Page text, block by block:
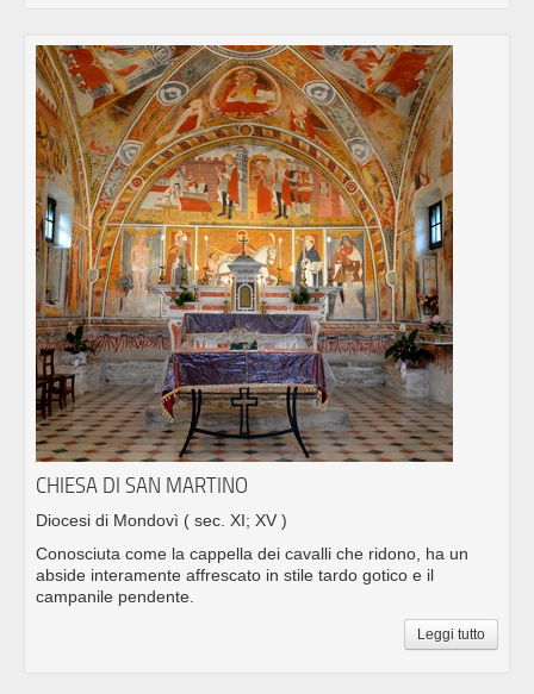
CHIESA DI SAN MARTINO
Diocesi di Mondovì ( sec. XI; XV )
Conosciuta come la cappella dei cavalli che ridono, ha un
abside interamente affrescato in stile tardo gotico e il
campanile pendente.
Leggi tutto